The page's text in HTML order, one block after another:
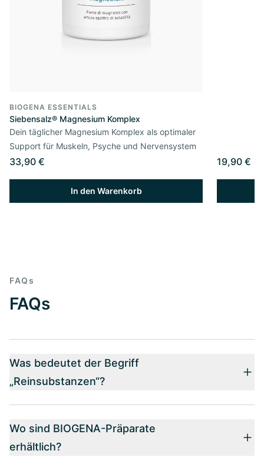
BIOGENA ESSENTIALS
Siebensalz® Magnesium Komplex
Dein täglicher Magnesium Komplex als optimaler
Support für Muskeln, Psyche und Nervensystem
33,90 €
In den Warenkorb
19,90 €
FAQs
FAQs
Was bedeutet der Begriff
„Reinsubstanzen“?
Wo sind BIOGENA-Präparate
erhältlich?